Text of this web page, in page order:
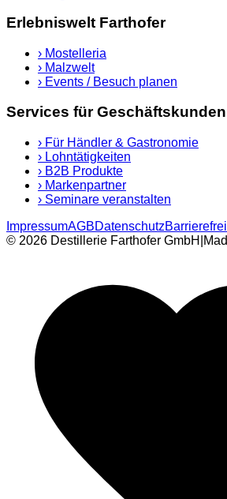
Erlebniswelt Farthofer
› Mostelleria
› Malzwelt
› Events / Besuch planen
Services für Geschäftskunden
› Für Händler & Gastronomie
› Lohntätigkeiten
› B2B Produkte
› Markenpartner
› Seminare veranstalten
ImpressumAGBDatenschutz
© 2026 Destillerie Farthofer GmbH